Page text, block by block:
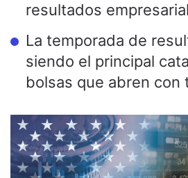
resultados
La temporada de
siendo el principal
bolsas que abren con